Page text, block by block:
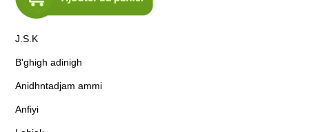
J.S.K
B'ghigh adinigh
Anidhntadjam ammi
Anfiyi